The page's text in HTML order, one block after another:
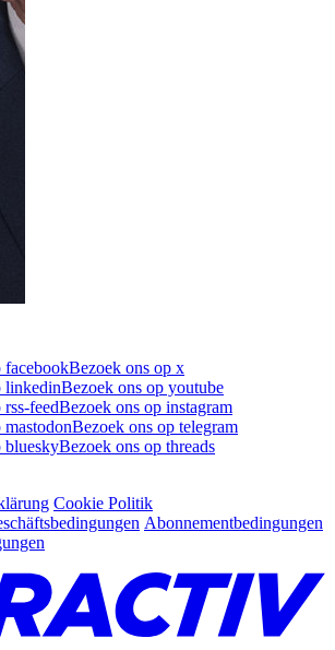
facebookBezoek ons op x
linkedinBezoek ons op youtube
feedBezoek ons op instagram
Bezoek ons op telegram
blueskyBezoek ons op threads
Cookie Politik
Abonnementbedingungen